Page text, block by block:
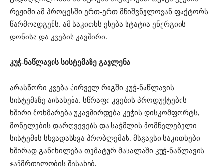
რეჟიმი ამ პროცესში ერთ-ერთ მნიშვნელოვან ფაქტორს
წარმოადგენს. ამ საკითხს ეხება სტატია ენერგიის
დონისა და კვების კავშირი.
კუჭ-ნაწლავის სისტემაზე გავლენა
არასწორი კვება პირველ რიგში კუჭ-ნაწლავის
სისტემაზე აისახება. სწრაფი კვების პროდუქტების
ხშირი მოხმარება უკავშირდება კუჭის დისკომფორტს,
მონელების დარღვევებს და საჭმლის მომნელებელი
სისტემის სხვადასხვა პრობლემას. მსგავსი საკითხები
ხშირად განიხილება თემატურ მასალაში კუჭ-ნაწლავის
ჯანმრთელობის შესახებ.